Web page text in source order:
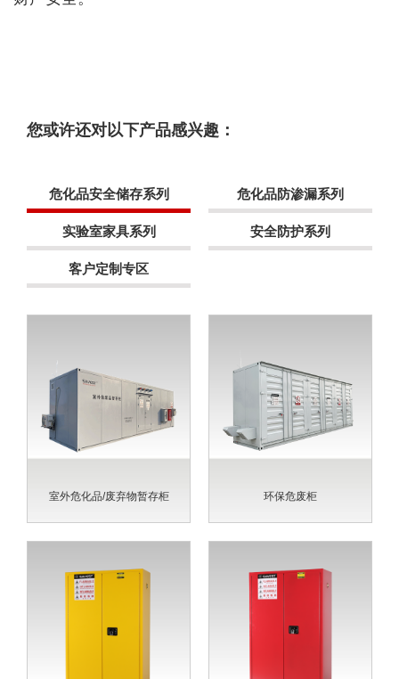
您或许还对以下产品感兴趣：
危化品安全储存系列 危化品防渗漏系列
实验室家具系列 安全防护系列
客户定制专区
室外危化品/废弃物暂存柜 环保危废柜